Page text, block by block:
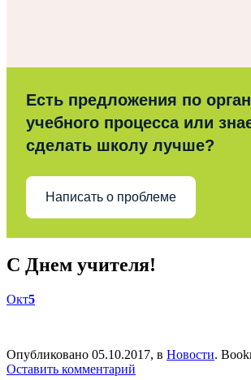
Есть предложения по
учебного процесса или
сделать школу лучше?
Написать о проблеме
С Днем учителя!
Окт5
Опубликовано 05.10.2017, в Новости.
Оставить комментарий